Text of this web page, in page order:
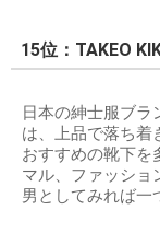
15位：TAKEO
日本の紳士服ブ
は、上品で落ち着
おすすめの靴下を
マル、ファッショ
男としてみれば一